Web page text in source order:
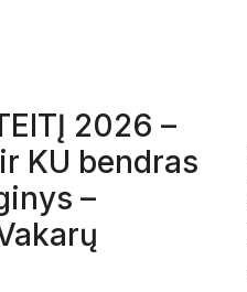
2026 –
KU bendras
–